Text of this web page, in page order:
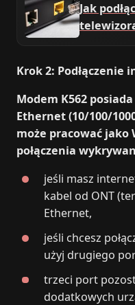
Jak
Krok 2: Podłączenie
Modem K562
Ethernet (10/100/
może pracować jako
połączenia
jeśli masz
kabel od ONT
Ethernet,
jeśli chcesz
użyj drugiego
trzeci port
dodatkowych